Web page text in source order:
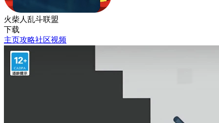
火柴人乱斗联盟
下载
主页攻略社区视频